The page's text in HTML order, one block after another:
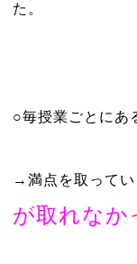
た。
○毎授業ごとにあ
→満点を取って
が取れなか